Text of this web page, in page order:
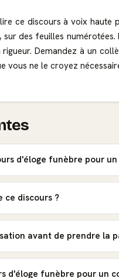
lire ce discours à voix
des feuilles
Demandez à un
vous ne le croyez
d'éloge funèbre pour
ce discours ?
avant de prendre la
d'éloge funèbre pour un